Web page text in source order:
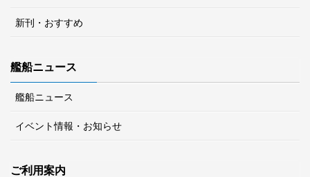
新刊・おすすめ
艦船ニュース
艦船ニュース
イベント情報・お知らせ
ご利用案内